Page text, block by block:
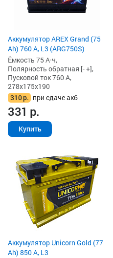
Аккумулятор AREX Grand (75
Ah) 760 А, L3 (ARG750S)
Ёмкость 75 А·ч,
Полярность обратная [- +],
Пусковой ток 760 А,
278x175x190
310р. при сдаче акб
331 р.
Купить
Аккумулятор Unicorn Gold (77
Ah) 850 А, L3